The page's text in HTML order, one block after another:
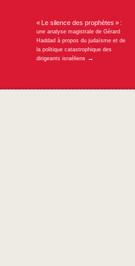
« Le silence des prophètes » :
une analyse magistrale de Gérard
Haddad à propos du judaïsme et de
la politique catastrophique des
dirigeants israéliens →